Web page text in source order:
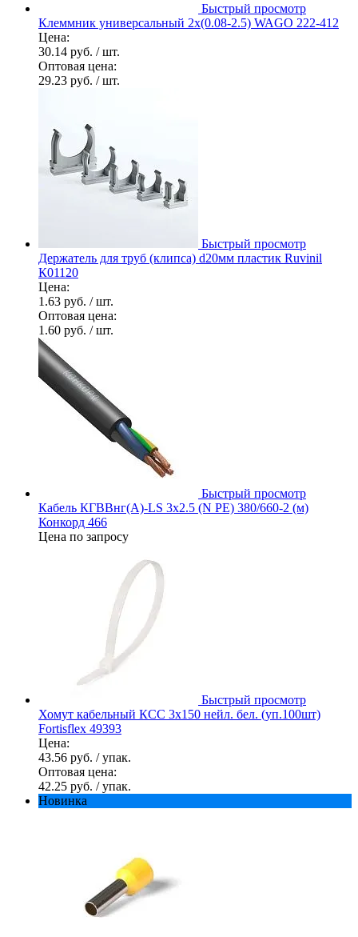
Быстрый просмотр
Клеммник универсальный 2х(0.08-2.5) WAGO 222-412
Цена:
30.14 руб. / шт.
Оптовая цена:
29.23 руб. / шт.
Быстрый просмотр
Держатель для труб (клипса) d20мм пластик Ruvinil
К01120
Цена:
1.63 руб. / шт.
Оптовая цена:
1.60 руб. / шт.
Быстрый просмотр
Кабель КГВВнг(А)-LS 3х2.5 (N PE) 380/660-2 (м)
Конкорд 466
Цена по запросу
Быстрый просмотр
Хомут кабельный КСС 3х150 нейл. бел. (уп.100шт)
Fortisflex 49393
Цена:
43.56 руб. / упак.
Оптовая цена:
42.25 руб. / упак.
Новинка